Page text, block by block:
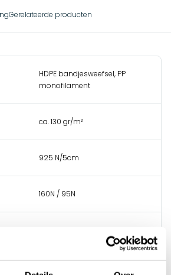
Gerelateerde producten
HDPE bandjesweefsel, PP
monofilament
ca. 130 gr/m²
925 N/5cm
160N / 95N